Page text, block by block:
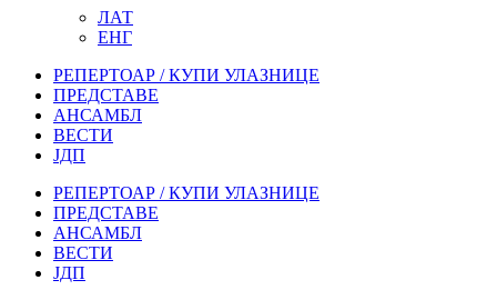
ЛАТ
ЕНГ
РЕПЕРТОАР / КУПИ УЛАЗНИЦЕ
ПРЕДСТАВЕ
АНСАМБЛ
ВЕСТИ
ЈДП
РЕПЕРТОАР / КУПИ УЛАЗНИЦЕ
ПРЕДСТАВЕ
АНСАМБЛ
ВЕСТИ
ЈДП